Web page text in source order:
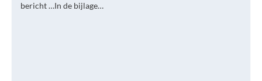
bericht …In de bijlage…